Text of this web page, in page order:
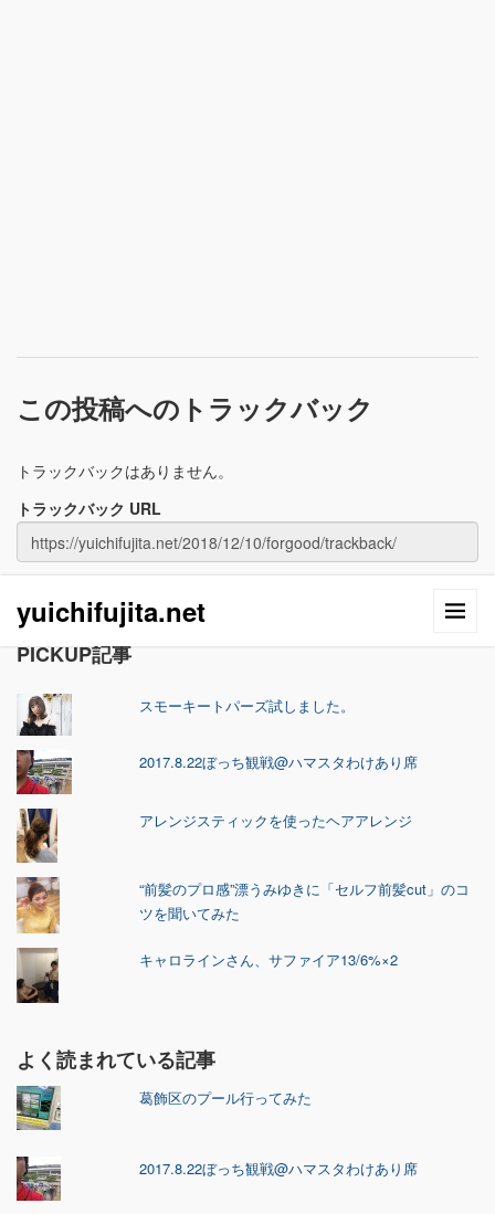
この投稿へのトラックバック
トラックバックはありません。
トラックバック URL
yuichifujita.net
PICKUP記事
スモーキートパーズ試しました。
2017.8.22ぼっち観戦@ハマスタわけあり席
アレンジスティックを使ったヘアアレンジ
“前髪のプロ感”漂うみゆきに「セルフ前髪cut」のコ
ツを聞いてみた
キャロラインさん、サファイア13/6%×2
よく読まれている記事
葛飾区のプール行ってみた
2017.8.22ぼっち観戦@ハマスタわけあり席